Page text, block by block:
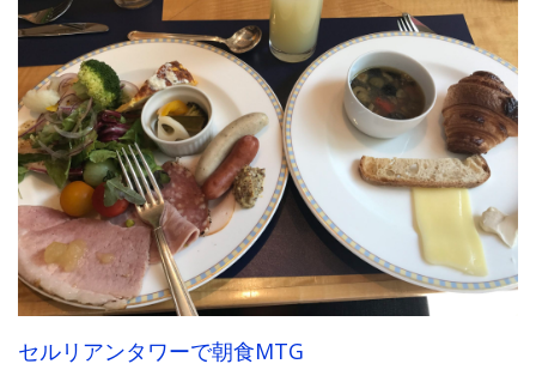
セルリアンタワーで朝食MTG